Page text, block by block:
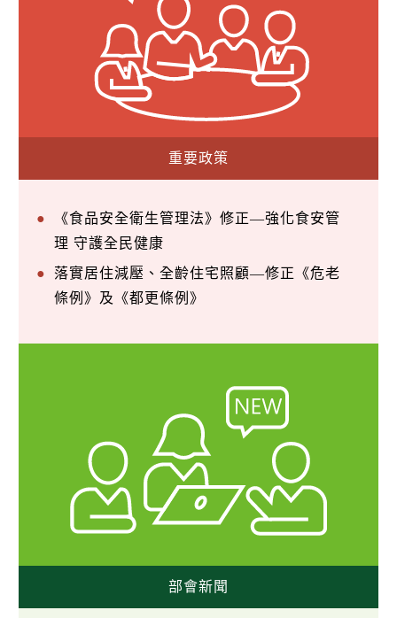
重要政策
《食品安全衛生管理法》修正—強化食安管
理 守護全民健康
落實居住減壓、全齡住宅照顧—修正《危老
條例》及《都更條例》
部會新聞